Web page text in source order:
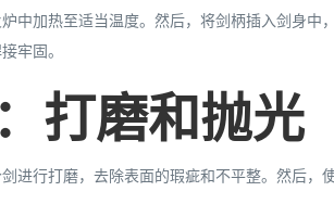
中加热至适当温度。然后，将剑柄插入剑身中
牢固。
打磨和抛光
进行打磨，去除表面的瑕疵和不平整。然后，